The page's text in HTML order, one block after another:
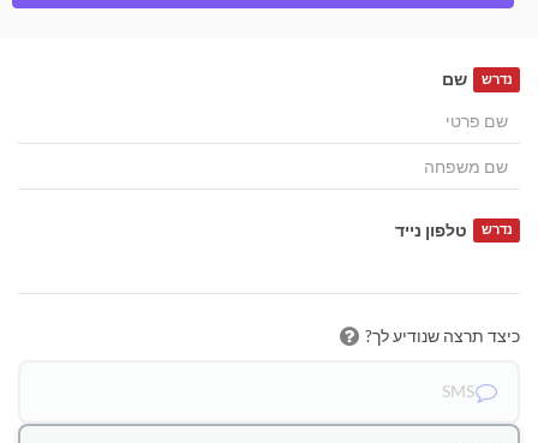
שם נדרש
טלפון נייד נדרש
כיצד תרצה שנודיע לך?
SMS